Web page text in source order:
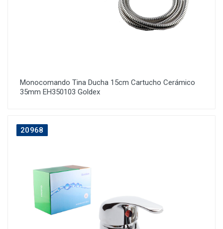
Monocomando Tina Ducha 15cm Cartucho Cerámico
35mm EH350103 Goldex
20968